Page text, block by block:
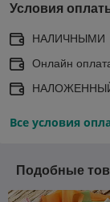
Условия
НАЛИЧНЫМИ
Онлайн
Все условия
Подобные